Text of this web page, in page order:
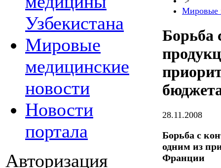
Узбекистана
Мировые
медицинские
новости
Новости
портала
Авторизация
Мировые
Борьба
28.11.2008
Борьба с
одним из
Франции